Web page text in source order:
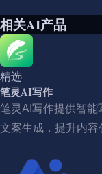
相关AI产品
精选
笔灵AI写作
笔灵AI写作提供智能
文案生成，提升内容